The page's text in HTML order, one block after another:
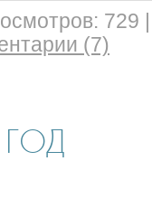
729
(7)